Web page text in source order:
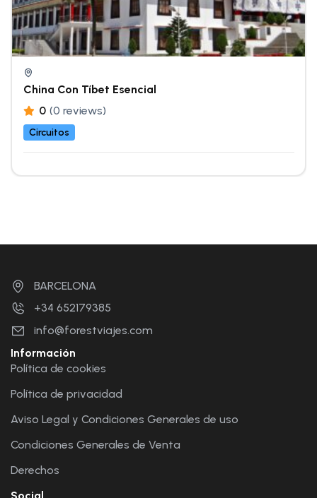
China Con Tíbet Esencial
0 (0 reviews)
Circuitos
BARCELONA
+34 652179385
info@forestviajes.com
Información
Política de cookies
Política de privacidad
Aviso Legal y Condiciones Generales de uso
Condiciones Generales de Venta
Derechos